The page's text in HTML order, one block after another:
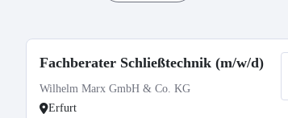
Fachberater Schließtechnik (m/w/d)
Wilhelm Marx GmbH & Co. KG
Erfurt